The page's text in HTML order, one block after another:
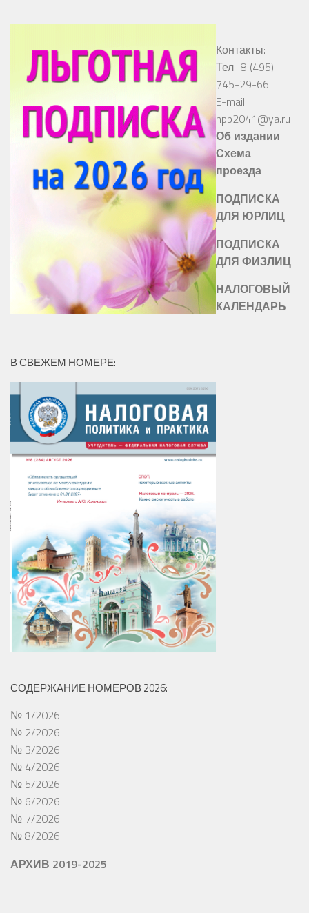
Контакты:
Тел.: 8 (495)
745-29-66
E-mail:
npp2041@ya.ru
Об издании
Схема
проезда
ПОДПИСКА
ДЛЯ ЮРЛИЦ
ПОДПИСКА
ДЛЯ ФИЗЛИЦ
НАЛОГОВЫЙ
КАЛЕНДАРЬ
В СВЕЖЕМ НОМЕРЕ:
СОДЕРЖАНИЕ НОМЕРОВ 2026:
№ 1/2026
№ 2/2026
№ 3/2026
№ 4/2026
№ 5/2026
№ 6/2026
№ 7/2026
№ 8/2026
АРХИВ 2019-2025